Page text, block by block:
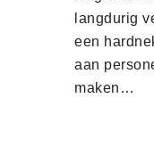
langdurig
een
aan
maken…